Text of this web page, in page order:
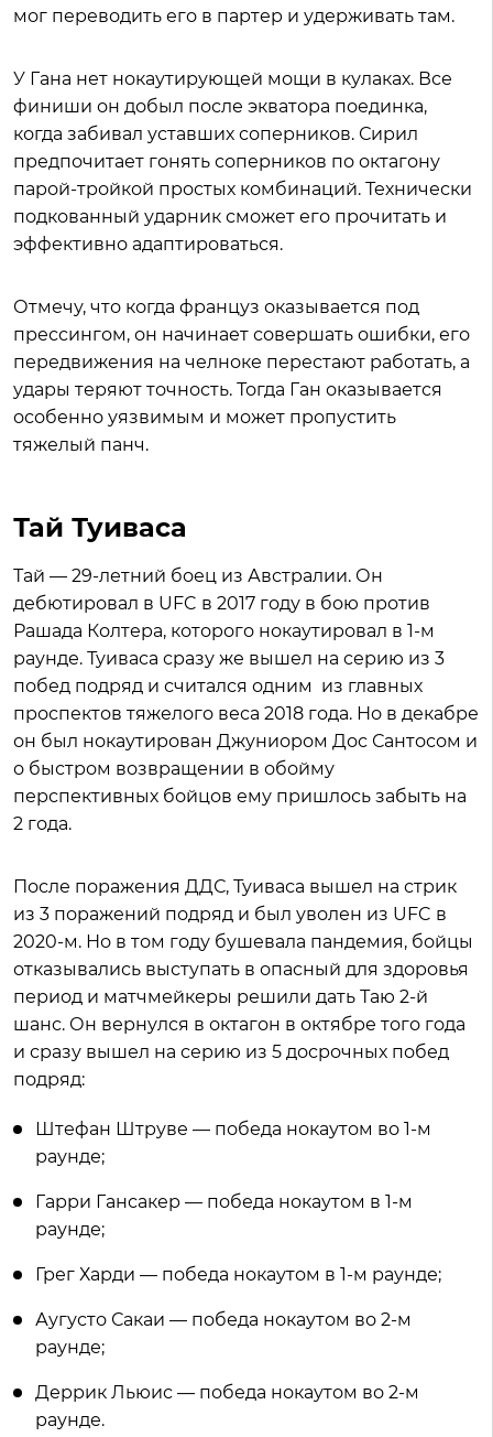
мог переводить его в партер и удерживать там.
У Гана нет нокаутирующей мощи в кулаках. Все
финиши он добыл после экватора поединка,
когда забивал уставших соперников. Сирил
предпочитает гонять соперников по октагону
парой-тройкой простых комбинаций. Технически
подкованный ударник сможет его прочитать и
эффективно адаптироваться.
Отмечу, что когда француз оказывается под
прессингом, он начинает совершать ошибки, его
передвижения на челноке перестают работать, а
удары теряют точность. Тогда Ган оказывается
особенно уязвимым и может пропустить
тяжелый панч.
Тай Туиваса
Тай — 29-летний боец из Австралии. Он
дебютировал в UFC в 2017 году в бою против
Рашада Колтера, которого нокаутировал в 1-м
раунде. Туиваса сразу же вышел на серию из 3
побед подряд и считался одним из главных
проспектов тяжелого веса 2018 года. Но в декабре
он был нокаутирован Джуниором Дос Сантосом и
о быстром возвращении в обойму
перспективных бойцов ему пришлось забыть на
2 года.
После поражения ДДС, Туиваса вышел на стрик
из 3 поражений подряд и был уволен из UFC в
2020-м. Но в том году бушевала пандемия, бойцы
отказывались выступать в опасный для здоровья
период и матчмейкеры решили дать Таю 2-й
шанс. Он вернулся в октагон в октябре того года
и сразу вышел на серию из 5 досрочных побед
подряд:
Штефан Штруве — победа нокаутом во 1-м
раунде;
Гарри Гансакер — победа нокаутом в 1-м
раунде;
Грег Харди — победа нокаутом в 1-м раунде;
Аугусто Сакаи — победа нокаутом во 2-м
раунде;
Деррик Льюис — победа нокаутом во 2-м
раунде.